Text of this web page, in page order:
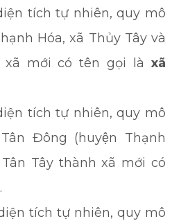
tích tự nhiên, quy mô
Hóa, xã Thủy Tây và
xã mới có tên gọi làxã
tích tự nhiên, quy mô
Đông (huyện Thạnh
Tây thành xã mới có
.
tích tự nhiên, quy mô